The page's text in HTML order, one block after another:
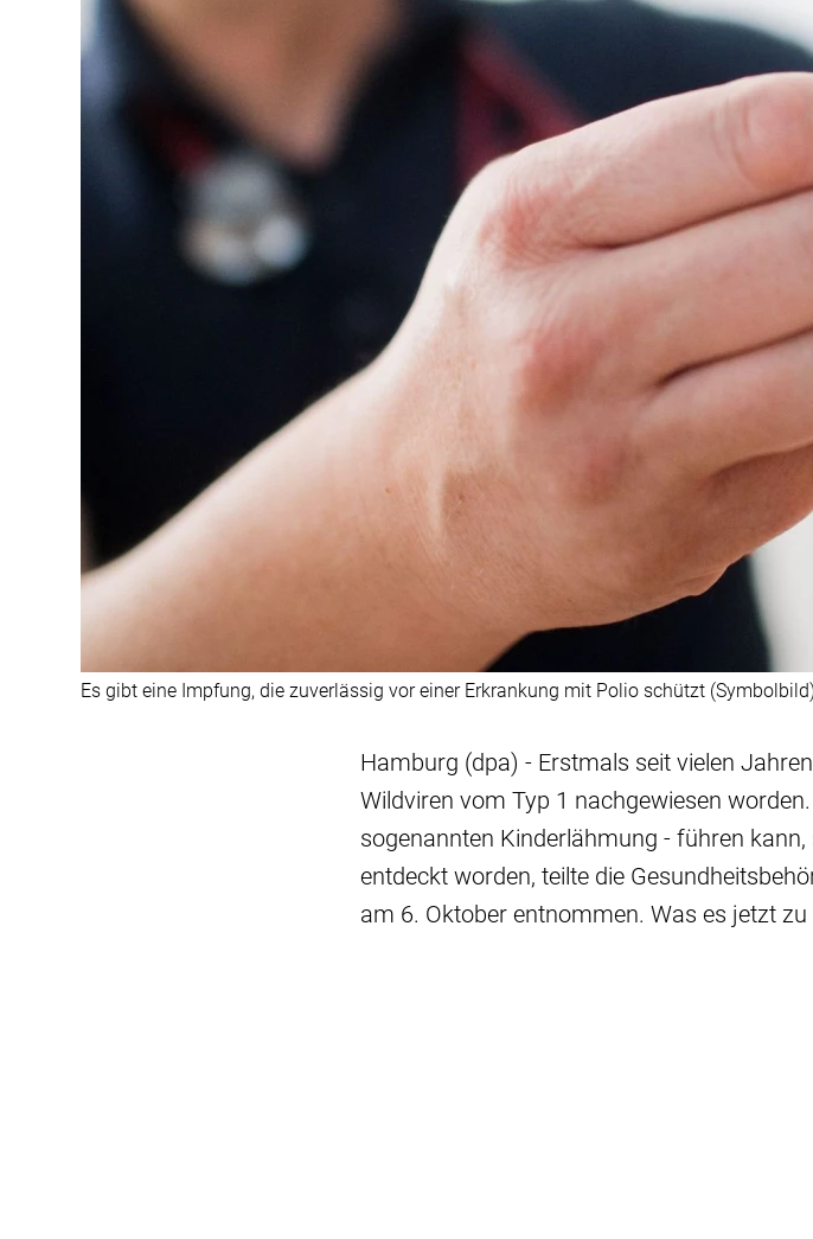
Es gibt eine Impfung, die zuverlässig vor einer Erkrankung mit Polio schützt
Hamburg (dpa) - Erstmals seit vielen
Wildviren vom Typ 1 nachgewiesen
sogenannten Kinderlähmung - führen
entdeckt worden, teilte die
am 6. Oktober entnommen. Was es jetzt zu